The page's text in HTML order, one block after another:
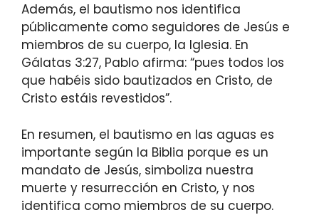
Además, el bautismo nos identifica
públicamente como seguidores de Jesús e
miembros de su cuerpo, la Iglesia. En
Gálatas 3:27, Pablo afirma: “pues todos los
que habéis sido bautizados en Cristo, de
Cristo estáis revestidos”.
En resumen, el bautismo en las aguas es
importante según la Biblia porque es un
mandato de Jesús, simboliza nuestra
muerte y resurrección en Cristo, y nos
identifica como miembros de su cuerpo.